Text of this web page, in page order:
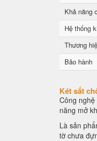
Khả năng
Hệ thống
Thương
Bảo hành
Két sắt
Công
năng mở
Là sản
tờ chưa